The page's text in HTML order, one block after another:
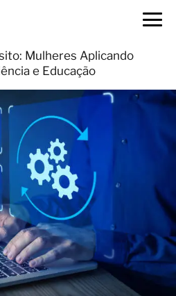
Mulheres Aplicando
e Educação